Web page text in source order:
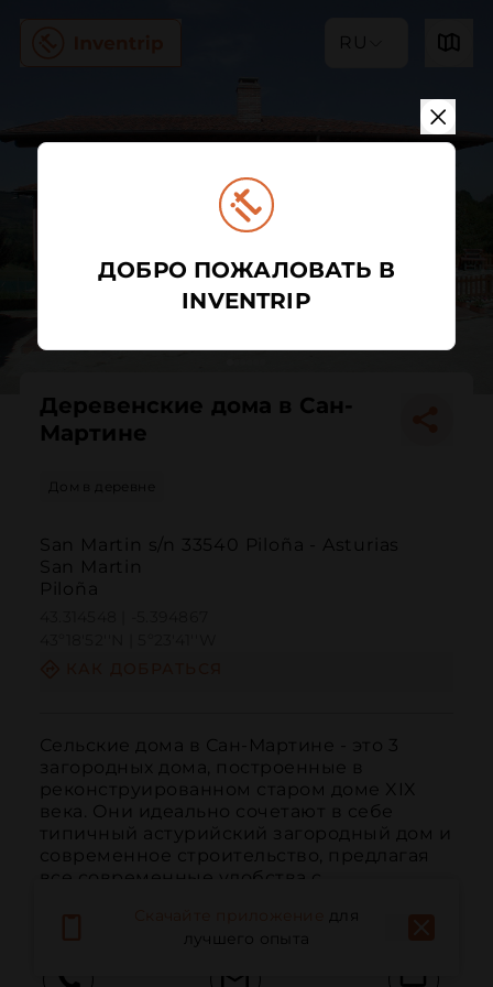
RU
Деревенские дома в Сан-
Мартине
Дом в деревне
San Martin s/n 33540 Piloña - Asturias
San Martin
Piloña
Сельские дома в Сан-Мартине - это 3
загородных дома, построенные в
реконструированном старом доме XIX
века. Они идеально сочетают в себе
типичный астурийский загородный дом и
современное строительство, предлагая
все современные удобства с
для
лучшего опыта
ДОБРО ПОЖАЛОВАТЬ В
INVENTRIP